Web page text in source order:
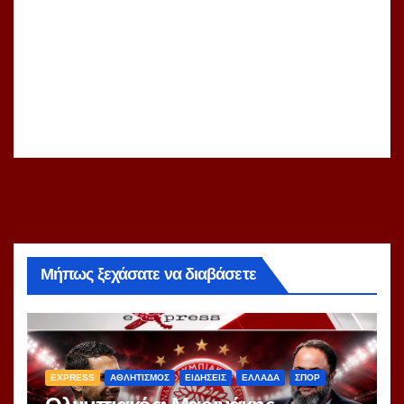
Μήπως ξεχάσατε να διαβάσετε
EXPRESS ΑΘΛΗΤΙΣΜΟΣ ΕΙΔΗΣΕΙΣ ΕΛΛΑΔΑ ΣΠΟΡ